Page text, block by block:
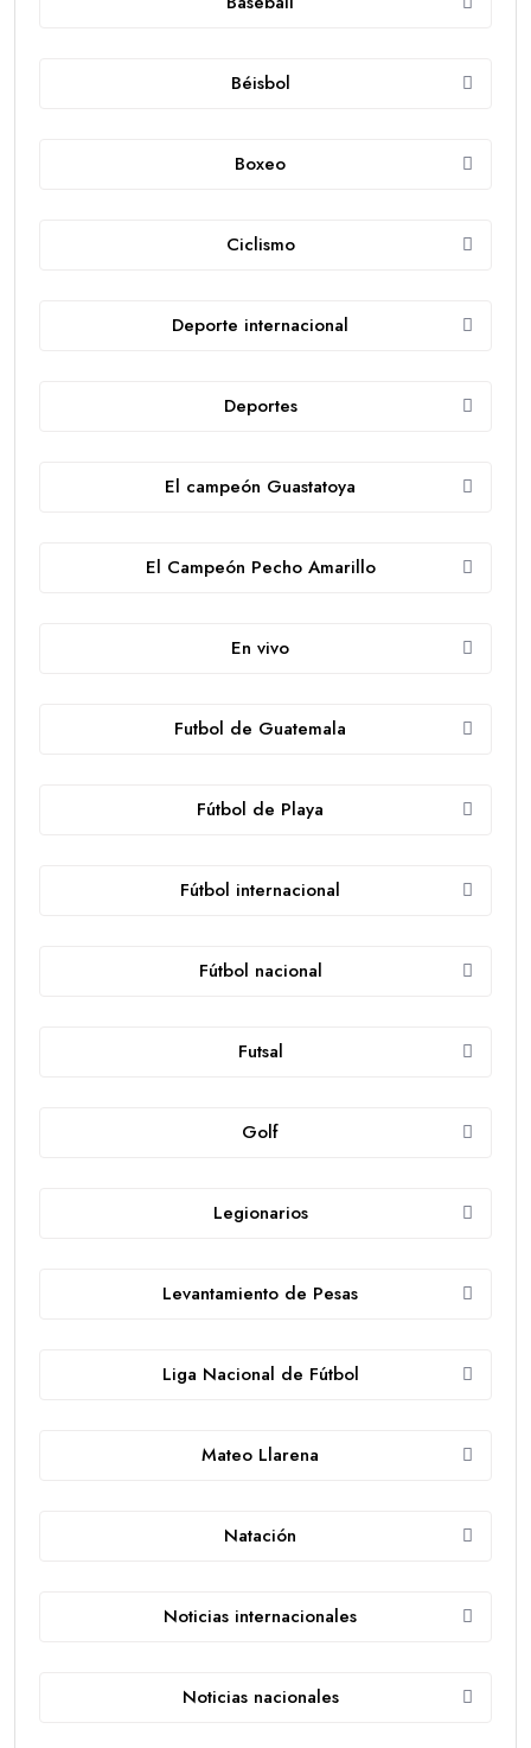
Béisbol
Boxeo
Ciclismo
Deporte internacional
Deportes
El campeón Guastatoya
El Campeón Pecho Amarillo
En vivo
Futbol de Guatemala
Fútbol de Playa
Fútbol internacional
Fútbol nacional
Futsal
Golf
Legionarios
Levantamiento de Pesas
Liga Nacional de Fútbol
Mateo Llarena
Natación
Noticias internacionales
Noticias nacionales